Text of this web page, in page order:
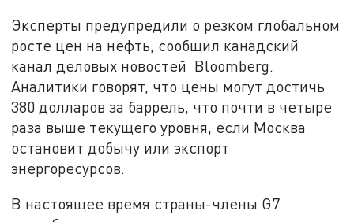
Эксперты предупредили о резком глобальном
росте цен на нефть, сообщил канадский
канал деловых новостей Bloomberg.
Аналитики говорят, что цены могут достичь
380 долларов за баррель, что почти в четыре
раза выше текущего уровня, если Москва
остановит добычу или экспорт
энергоресурсов.
В настоящее время страны-члены G7